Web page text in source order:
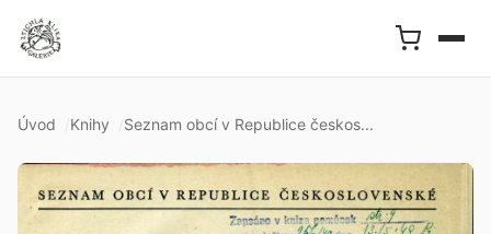
Úvod Knihy Seznam obcí v Republice českos...